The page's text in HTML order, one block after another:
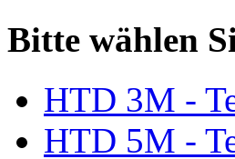
Bitte wählen
HTD 3M -
HTD 5M -